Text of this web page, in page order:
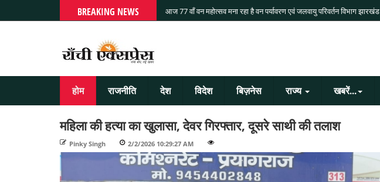
BREAKING NEWS आज 77 वाँ वन महोत्सव मना रहा है वन पर्यावरण एवं जलवायु परिवर्तन विभाग झारखंड
होम राजनीति देश विदेश बिज़नेस राज्य खबरें...
महिला की हत्या का खुलासा, देवर गिरफ्तार, दूसरे साथी की तलाश
Pinky Singh 2/2/2026 10:29:27 AM